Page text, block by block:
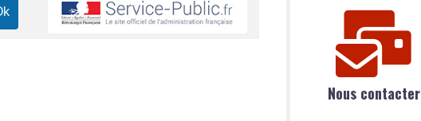
Nous contacter